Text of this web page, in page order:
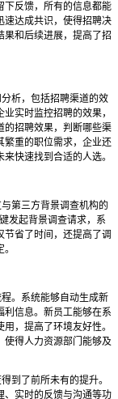
下反馈，所有的信息都能
速达成共识，使得招聘决
果和后续进展，提高了招
析，包括招聘渠道的效
实时监控招聘的效果，
的招聘效果，判断哪些渠
繁重的职位需求，企业还
快速找到合适的人选。
第三方背景调查机构的
发起背景调查请求，系
省了时间，还提高了调
。系统能够自动生成新
利信息。新员工能够在系
，提高了环境友好性。
使得人力资源部门能够及
到了前所未有的提升。
、实时的反馈与沟通等功